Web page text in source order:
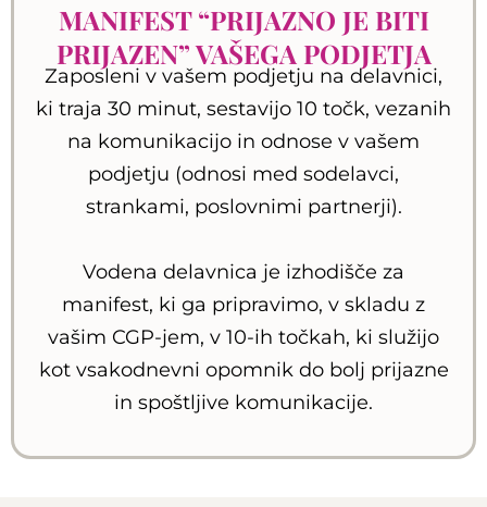
MANIFEST “PRIJAZNO JE BITI
PRIJAZEN” VAŠEGA PODJETJA
Zaposleni v vašem podjetju na delavnici,
ki traja 30 minut, sestavijo 10 točk, vezanih
na komunikacijo in odnose v vašem
podjetju (odnosi med sodelavci,
strankami, poslovnimi partnerji).
Vodena delavnica je izhodišče za
manifest, ki ga pripravimo, v skladu z
vašim CGP-jem, v 10-ih točkah, ki služijo
kot vsakodnevni opomnik do bolj prijazne
in spoštljive komunikacije.